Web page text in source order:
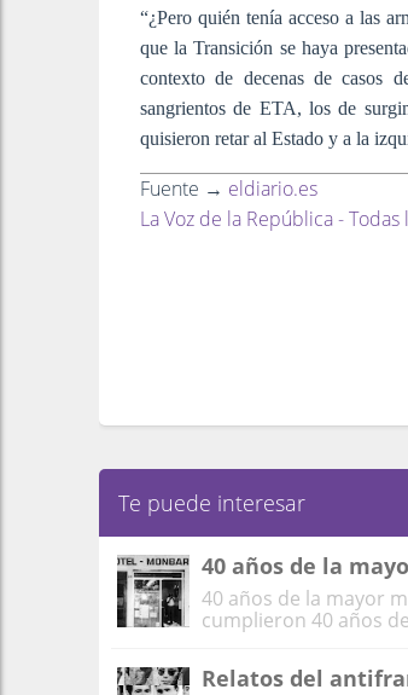
“¿Pero quién tenía acceso a las
que la Transición se haya
contexto de decenas de casos
sangrientos de ETA, los de
quisieron retar al Estado y a la
Fuente → eldiario.es
La Voz de la República - Todas
Te puede interesar
40 años de la
40 años de la mayor
cumplieron 40 años
Relatos del